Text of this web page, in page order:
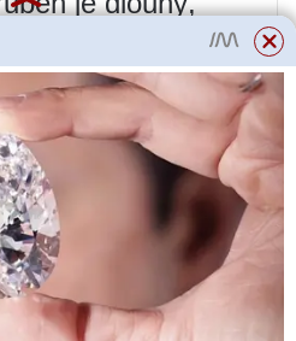
je obvykle
následující